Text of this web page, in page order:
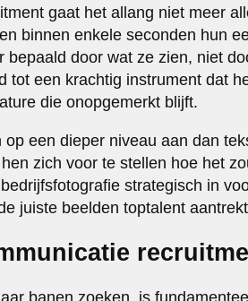
gaat het allang niet meer
binnen enkele seconden hun
door wat ze zien, niet
tot een krachtig instrument dat
die onopgemerkt blijft.
een dieper niveau aan dan
zich voor te stellen hoe het
strategisch in
juiste beelden toptalent
banen zoeken, is